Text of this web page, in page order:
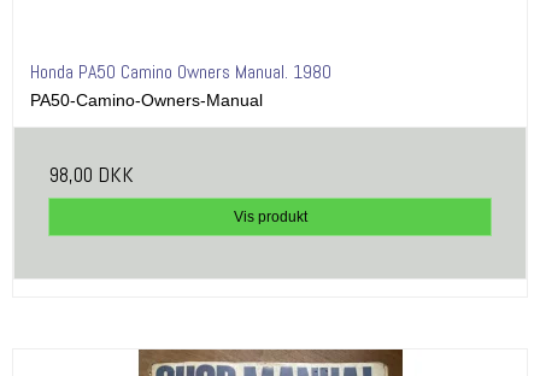
Honda PA50 Camino Owners Manual. 1980
PA50-Camino-Owners-Manual
98,00 DKK
Vis produkt